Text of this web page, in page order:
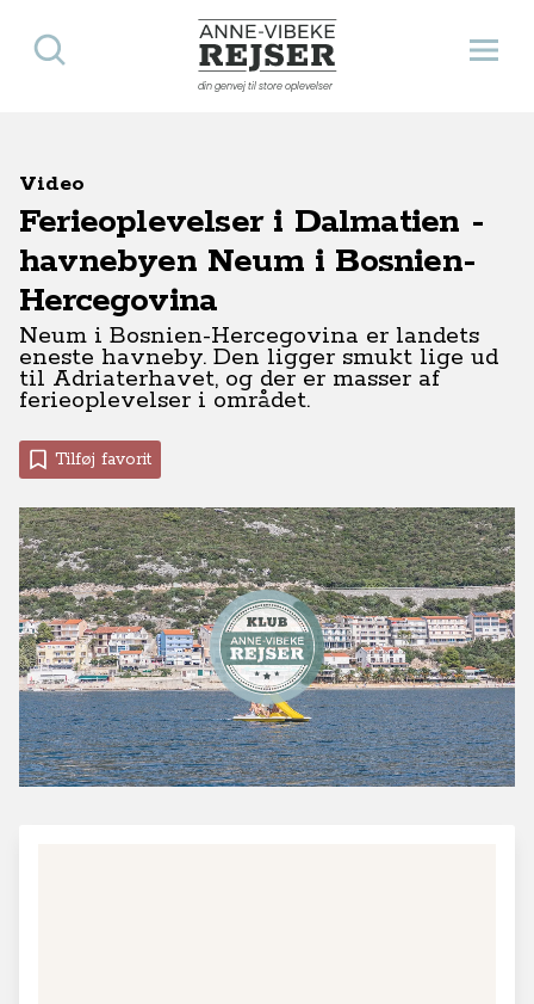
Anne-Vibeke Rejser
din genvej til store oplevelser
Åbn
Søg
Video
Ferieoplevelser i Dalmatien -
havnebyen Neum i Bosnien-
Hercegovina
Neum i Bosnien-Hercegovina er landets
eneste havneby. Den ligger smukt lige ud
til Adriaterhavet, og der er masser af
ferieoplevelser i området.
Tilføj favorit